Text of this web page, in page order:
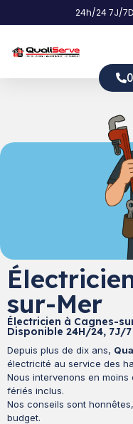
24h/24 7J/7
sur-Mer
Électricien à Cagnes-
Disponible 24H/24, 7J/7
Depuis plus de dix ans,
électricité au service des
Nous intervenons en
fériés inclus.
Nos conseils sont
budget.